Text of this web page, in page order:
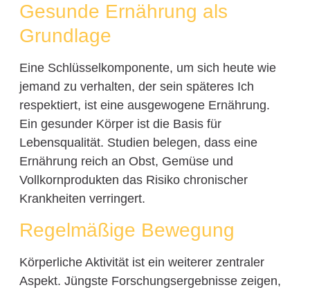
Gesunde Ernährung als
Grundlage
Eine Schlüsselkomponente, um sich heute wie
jemand zu verhalten, der sein späteres Ich
respektiert, ist eine ausgewogene Ernährung.
Ein gesunder Körper ist die Basis für
Lebensqualität. Studien belegen, dass eine
Ernährung reich an Obst, Gemüse und
Vollkornprodukten das Risiko chronischer
Krankheiten verringert.
Regelmäßige Bewegung
Körperliche Aktivität ist ein weiterer zentraler
Aspekt. Jüngste Forschungsergebnisse zeigen,